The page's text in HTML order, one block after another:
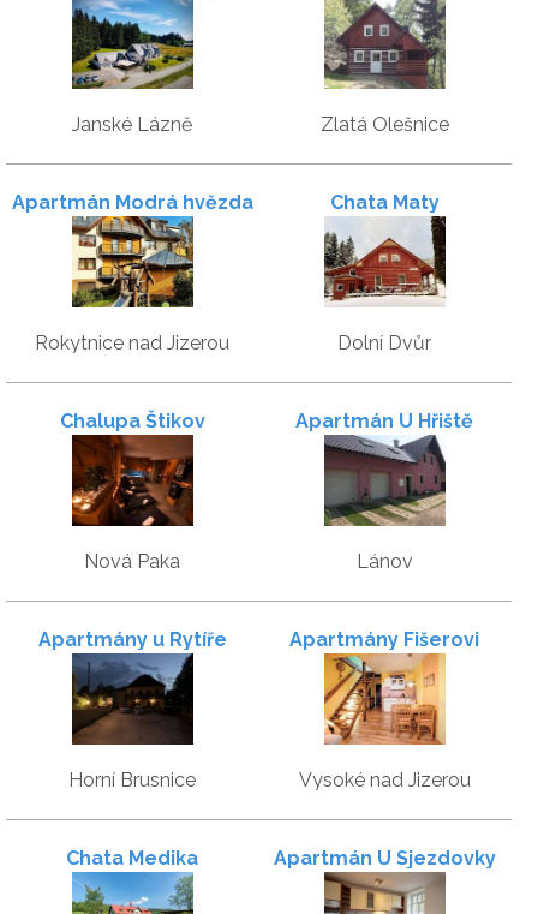
Smrčina
Janské Lázně Zlatá Olešnice
Apartmán Modrá hvězda
Rokytnice nad Jizerou
Chata Maty
Dolní Dvůr
Chalupa Štikov
Nová Paka
Apartmán U Hřiště
Lánov
Apartmány u Rytíře
Horní Brusnice
Apartmány Fišerovi
Vysoké nad Jizerou
Chata Medika Apartmán U Sjezdovky